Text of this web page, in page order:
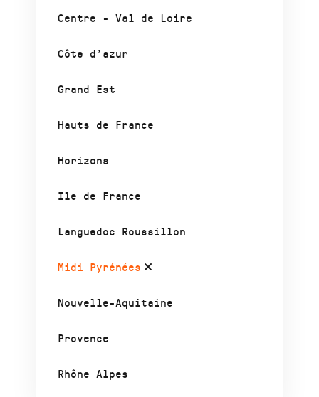
Centre - Val de Loire
Côte d’azur
Grand Est
Hauts de France
Horizons
Ile de France
Languedoc Roussillon
Midi Pyrénées
Nouvelle-Aquitaine
Provence
Rhône Alpes